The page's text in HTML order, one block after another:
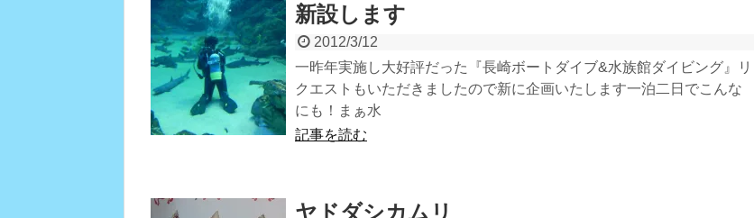
新設します
2012/3/12
一昨年実施し大好評だった『長崎ボートダイブ&水族館ダイビング』リ
クエストもいただきましたので新に企画いたします一泊二日でこんな
にも！まぁ水
記事を読む
ヤドダシカムリ